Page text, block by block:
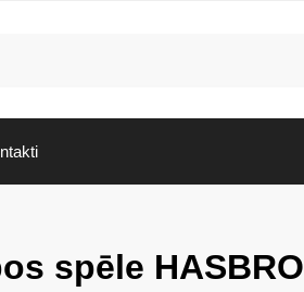
spēle HASBRO